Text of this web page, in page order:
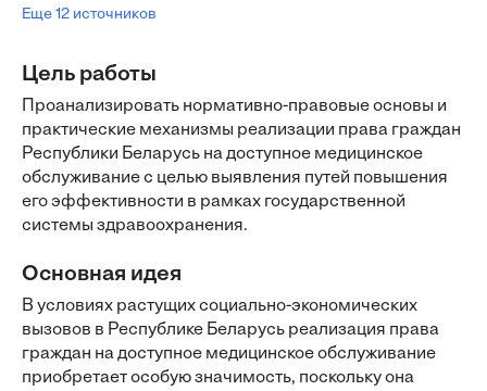
Еще 12 источников
Цель работы
Проанализировать нормативно-правовые основы и
практические механизмы реализации права граждан
Республики Беларусь на доступное медицинское
обслуживание с целью выявления путей повышения
его эффективности в рамках государственной
системы здравоохранения.
Основная идея
В условиях растущих социально-экономических
вызовов в Республике Беларусь реализация права
граждан на доступное медицинское обслуживание
приобретает особую значимость, поскольку она